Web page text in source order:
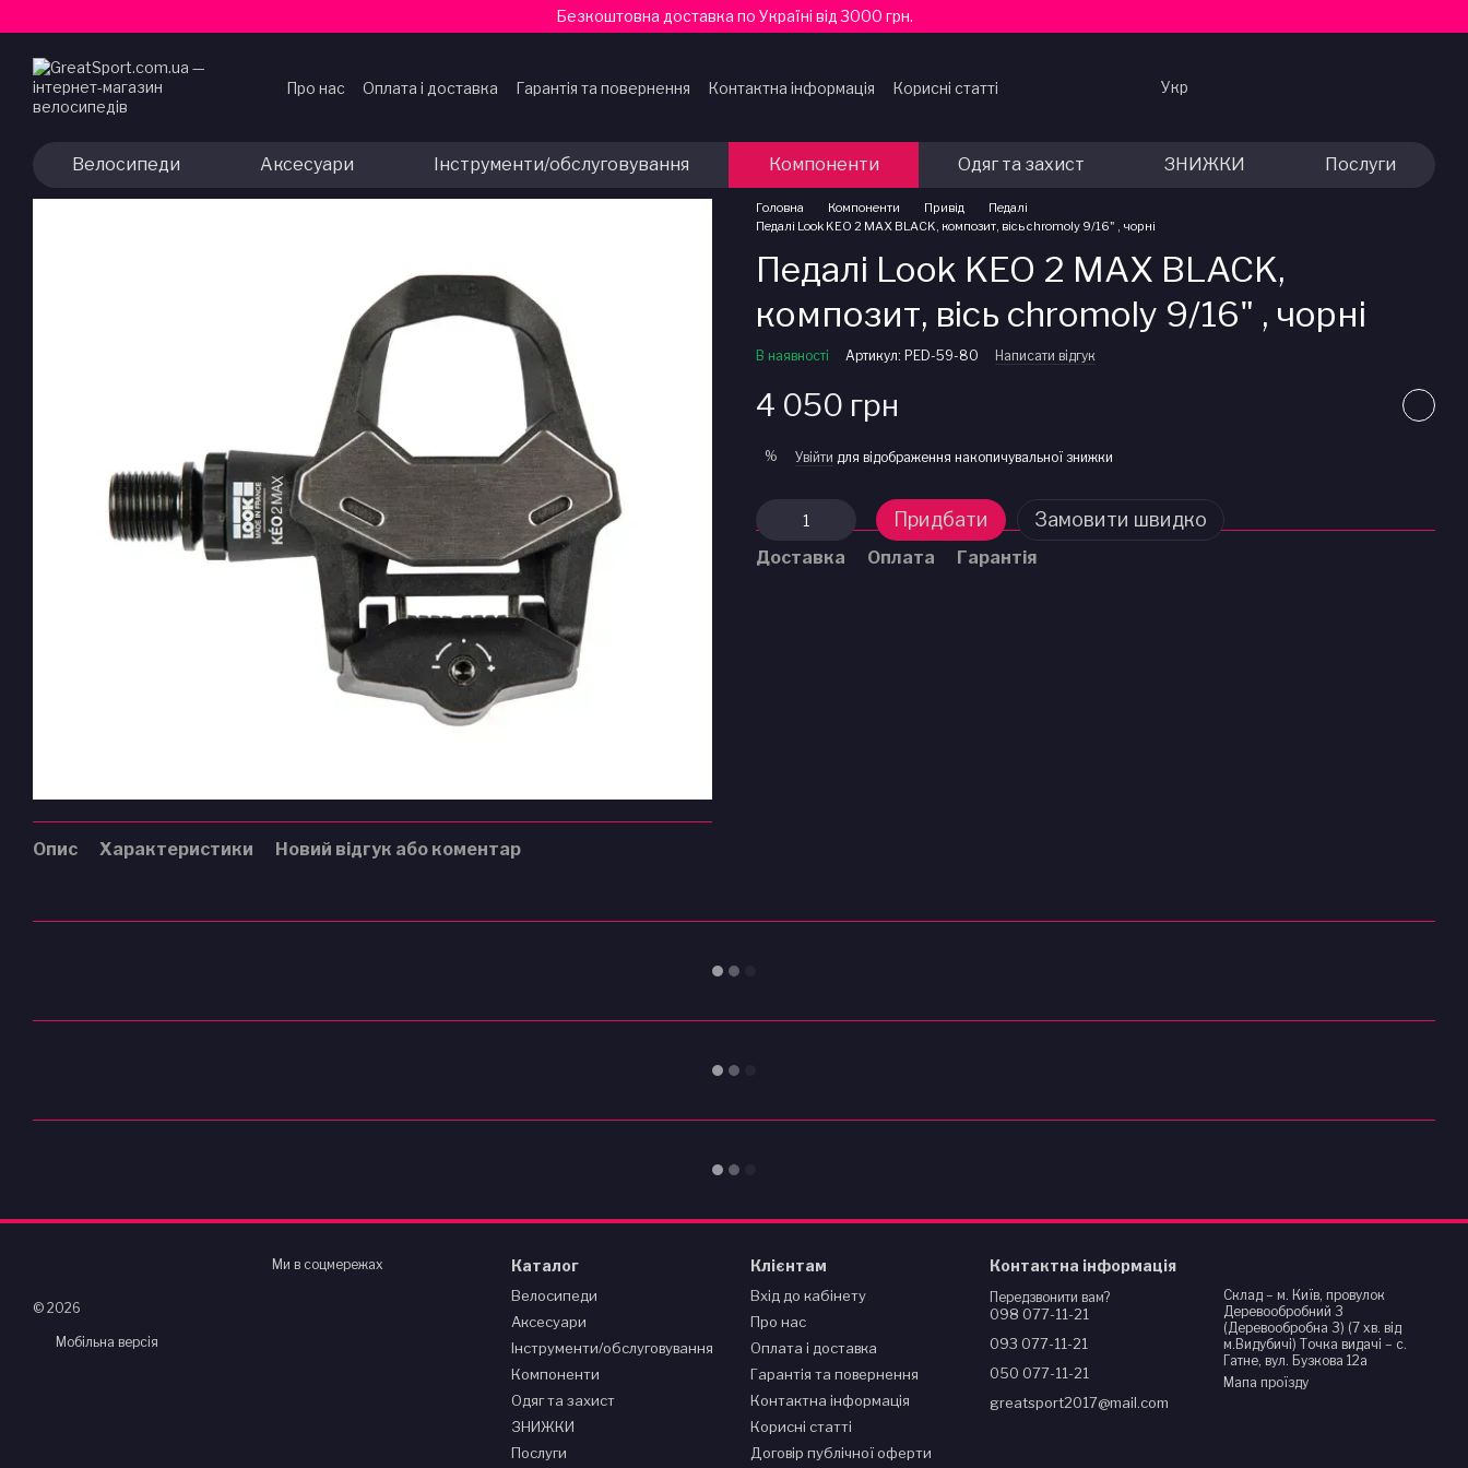
Безкоштовна доставка по Україні від 3000 грн.
Про нас Оплата і доставка Гарантія та повернення Контактна інформація
Корисні статті
Укр
Велосипеди Аксесуари Інструменти/обслуговування Компоненти Одяг та захист ЗНИЖКИ Послуги
Опис Характеристики Новий відгук або коментар
Головна Компоненти Привід
Педалі
Педалі Look KEO 2 MAX BLACK, композит, вісь chromoly 9/16" , чорні
Педалі Look KEO 2 MAX BLACK,
композит, вісь chromoly 9/16" , чорні
В наявності Артикул: PED-59-80 Написати відгук
4 050 грн
% Увійти для відображення накопичувальної знижки
Придбати Замовити швидко
Доставка Оплата Гарантія
© 2026
Мобільна версія
Ми в соцмережах Каталог
Велосипеди
Аксесуари
Інструменти/обслуговування
Компоненти
Одяг та захист
ЗНИЖКИ
Послуги
Клієнтам
Вхід до кабінету
Про нас
Оплата і доставка
Гарантія та повернення
Контактна інформація
Корисні статті
Договір публічної оферти
Контактна інформація
Передзвонити вам?
098 077-11-21
093 077-11-21
050 077-11-21
greatsport2017@mail.com
Склад – м. Київ, провулок
Деревообробний 3
(Деревообробна 3) (7 хв. від
м.Видубичі) Точка видачі – с.
Гатне, вул. Бузкова 12а
Мапа проїзду